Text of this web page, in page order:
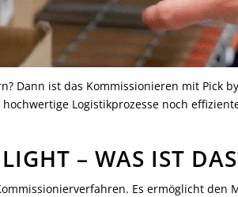
Dann ist das Kommissionieren mit Pick
Logistikprozesse noch
– WAS IST
Es ermöglicht